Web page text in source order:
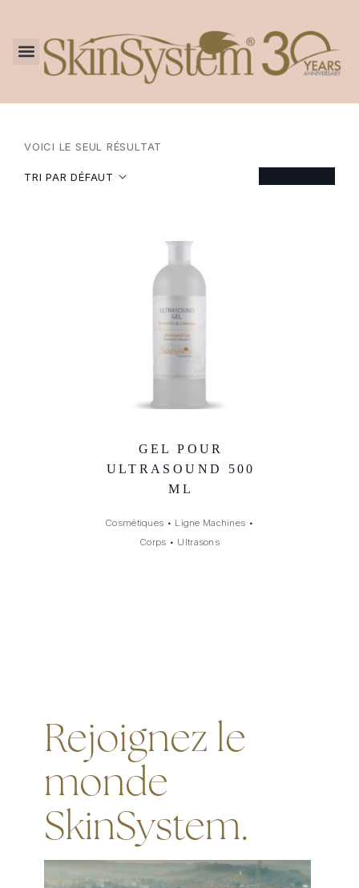
VOICI LE SEUL RÉSULTAT
TRI PAR DÉFAUT
GEL POUR
ULTRASOUND 500
ML
Cosmétiques • Ligne Machines •
Corps • Ultrasons
Rejoignez le
monde
SkinSystem.